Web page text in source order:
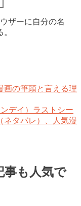
ザーに自分の名
画の筆頭と言える理
デイ）ラストシー
ネタバレ）、人気漫
事も人気で